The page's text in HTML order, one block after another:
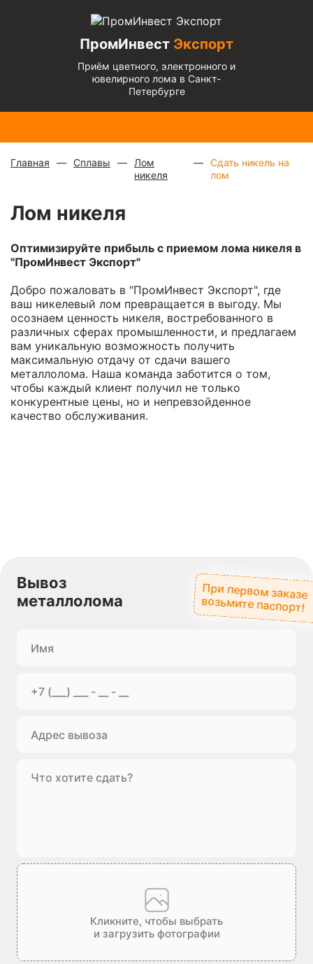
ПромИнвест Экспорт
Приём цветного, электронного и
ювелирного лома в Санкт-
Петербурге
Медь
кг
Радиаторы
310 ₽/кг
Медный
кг
Алюминиевый
₽/кг
Главная Сплавы
Лом
никеля
Сдать никель на
лом
Лом никеля
Оптимизируйте прибыль с приемом лома никеля в
"ПромИнвест Экспорт"
Добро пожаловать в "ПромИнвест Экспорт", где
ваш никелевый лом превращается в выгоду. Мы
осознаем ценность никеля, востребованного в
различных сферах промышленности, и предлагаем
вам уникальную возможность получить
максимальную отдачу от сдачи вашего
металлолома. Наша команда заботится о том,
чтобы каждый клиент получил не только
конкурентные цены, но и непревзойденное
качество обслуживания.
Вывоз
металлолома
При первом заказе
возьмите паспорт!
Кликните, чтобы выбрать
и загрузить фотографии